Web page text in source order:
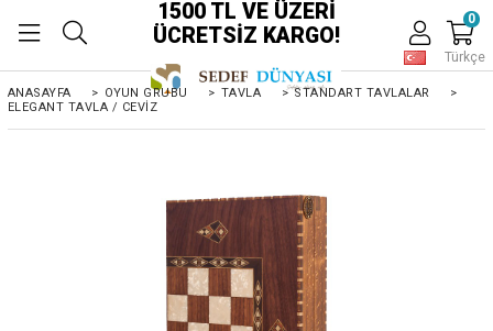
1500 TL VE ÜZERİ
ÜCRETSİZ KARGO!
Türkçe
0
ANASAYFA > OYUN GRUBU > TAVLA > STANDART TAVLALAR
>
ELEGANT TAVLA / CEVIZ